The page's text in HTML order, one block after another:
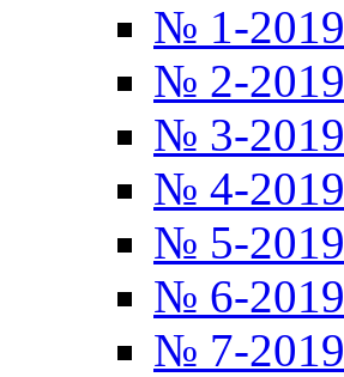
№ 1-2019
№ 2-2019
№ 3-2019
№ 4-2019
№ 5-2019
№ 6-2019
№ 7-2019